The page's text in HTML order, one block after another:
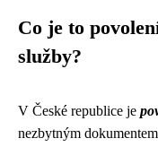
Co je to
služby?
V České republice je
nezbytným